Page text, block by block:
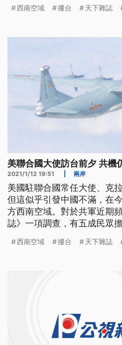
要訪台，似乎踩到中國底線
台灣，空軍3度實施廣播驅
西南空域 擾台 天下雜誌
美聯合國大使訪台前夕 共機
2021/1/12 19:51 兩岸
美國駐聯合國常任大使、克
但這似乎引發中國不滿，在
方西南空域。對於共軍近期
誌》一項調查，有五成民眾
要訪台，似乎踩到中國底線
西南空域 擾台 天下雜誌